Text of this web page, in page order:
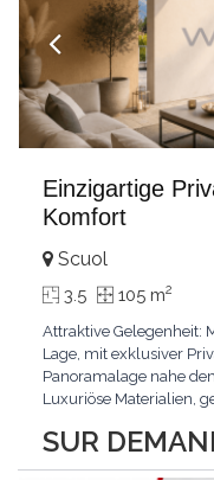
Einzigartige
Komfort
SUR
Scuol
3.5 105 m2
Attraktive Gelegenheit:
Lage, mit exklusiver
Panoramalage nahe
Luxuriöse Materialien,
gemeinschaftliche
Weitblick und